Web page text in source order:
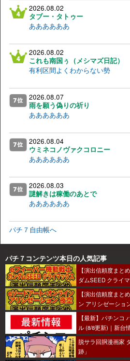
2026.08.02
タブー・タトゥー
ああああああ
2026.08.02
これも南国ぅ（メシマズ日記）
有利区間よくわからない勢
2026.08.07
雨を願う偽りの祈り
ああああああ
2026.08.04
ウミネコノヴァクコロニー
ああああああ
2026.08.03
謎解きは稼働のあとで
ああああああ
パチ７自由帳へ
パチ７コンテンツ本日の人気記事
【演出信頼度まと
ダムSEED クライ
【演出信頼度まと
ン アリシゼーショ
【最新】パチンコ
ル (8/8更新)｜新台
脱サラ回胴漫画家
跡」